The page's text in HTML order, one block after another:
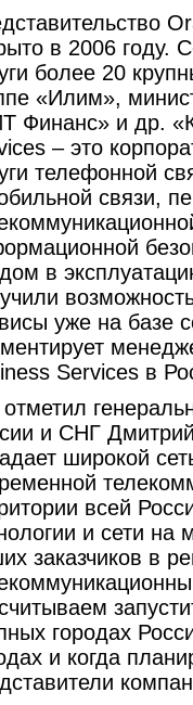
в 2006 году.
более 20
«Илим»,
Финанс» и др.
– это
телефонной
связи,
в
уже на базе
Services в
отметил
и СНГ
широкой
всей
и сети на
заказчиков в
городах
и когда